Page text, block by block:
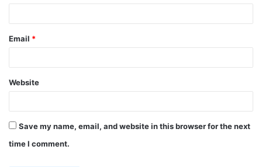
Email *
Website
Save my name, email, and website in this browser for the next
time I comment.